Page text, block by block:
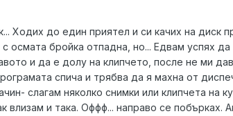
Ходих до един приятел и си качих на диск
осмата бройка отпадна, но... Едвам успях да
и да е долу на клипчето, после не ми
спича и трябва да я махна от
слагам няколко снимки или клипчета на
влизам и така. Оффф... направо се побърках.